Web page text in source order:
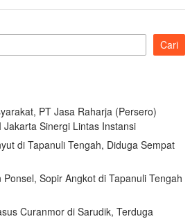
Cari
PT Jasa Raharja (Persero)
Sinergi Lintas Instansi
di Tapanuli Tengah, Diduga Sempat
Sopir Angkot di Tapanuli Tengah
Curanmor di Sarudik, Terduga